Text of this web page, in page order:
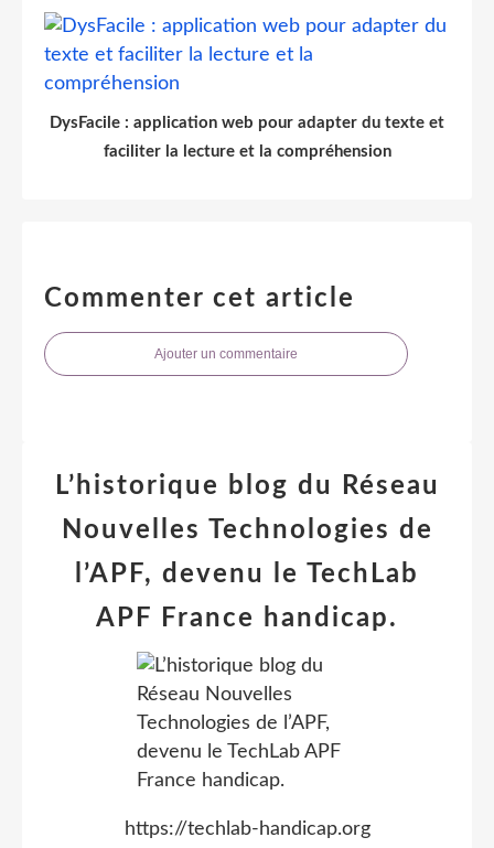
DysFacile : application web pour adapter du texte et
faciliter la lecture et la compréhension
Commenter cet article
Ajouter un commentaire
L’historique blog du Réseau
Nouvelles Technologies de
l’APF, devenu le TechLab
APF France handicap.
https://techlab-handicap.org